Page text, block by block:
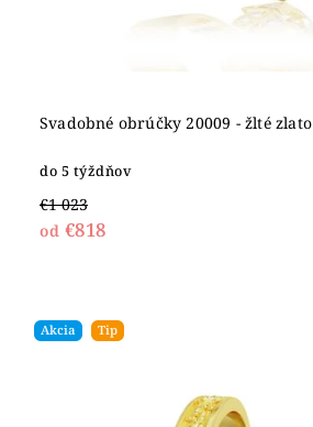
Svadobné obrúčky 20009 - žlté zlato
do 5 týždňov
€1 023
od €818
Akcia Tip